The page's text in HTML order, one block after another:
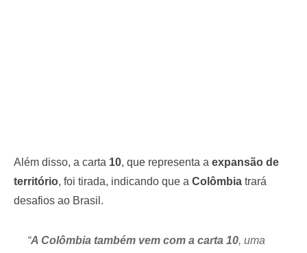
Além disso, a carta 10, que representa a expansão de
território, foi tirada, indicando que a Colômbia trará
desafios ao Brasil.
“A Colômbia também vem com a carta 10, uma